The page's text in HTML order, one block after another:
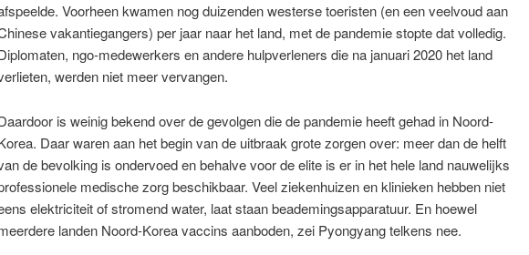
Voorheen kwamen nog duizenden westerse toeristen (en een veelvoud aan
vakantiegangers) per jaar naar het land, met de pandemie stopte dat volledig.
ngo-medewerkers en andere hulpverleners die na januari 2020 het land
werden niet meer vervangen.
is weinig bekend over de gevolgen die de pandemie heeft gehad in Noord-
Daar waren aan het begin van de uitbraak grote zorgen over: meer dan de helft
de bevolking is ondervoed en behalve voor de elite is er in het hele land nauwelijks
medische zorg beschikbaar. Veel ziekenhuizen en klinieken hebben niet
elektriciteit of stromend water, laat staan beademingsapparatuur. En hoewel
landen Noord-Korea vaccins aanboden, zei Pyongyang telkens nee.